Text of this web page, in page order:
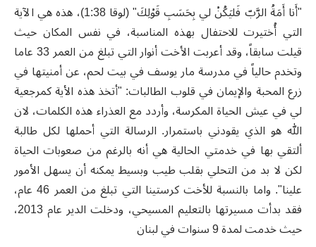
"أَنا أَمَةُ الرَّبّ فَليَكُنْ لي بِحَسَبِ قَوْلِكَ" (لوقا 1:38)، هذه هي الآية
التي أُختيرت للاحتفال بهذه المناسبة، في نفس المكان حيث
قيلت سابقاً، وقد أعربت الأخت أنوار التي تبلغ من العمر 33 عاما
وتخدم حالياً في مدرسة مار يوسف في بيت لحم، عن أمنيتها في
زرع المحبة والإيمان في قلوب الطالبات: "أتخذ هذه الأية كمرجعية
لي في عيش الحياة المكرسة، وأردد مع العذراء هذه الكلمات، لان
الله هو الذي يقودني باستمرار. الرسالة التي أحملها لكل طالبة
ألتقي بها في خدمتي الحالية هي أنه بالرغم من صعوبات الحياة
لكن لا بد من التحلي بقلب طيب وبسيط يمكنه أن يسهل الأمور
علينا". واما بالنسبة للأخت كرستينا التي تبلغ من العمر 46 عام،
فقد بدأت مسيرتها بالتعليم المسيحي، ودخلت الدير عام 2013،
حيث خدمت لمدة 9 سنوات في لبنان